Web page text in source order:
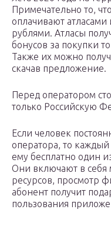
Примечательно то,
оплачивают атласами
рублями. Атласы
бонусов за покупки
Также их можно
скачав предложение.
Перед оператором
только Российскую
Если человек
оператора, то
ему бесплатно один
Они включают в себя
ресурсов, просмотр
абонент получит
пользования